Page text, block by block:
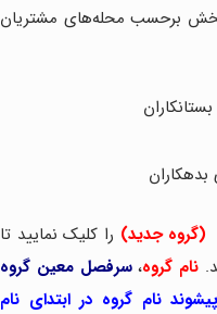
برحسب محله‌های مشتریان
(گروه جدید) را کلیک نمایید تا
نام گروه،سرفصل معین گروه
نام گروه در ابتدای نام